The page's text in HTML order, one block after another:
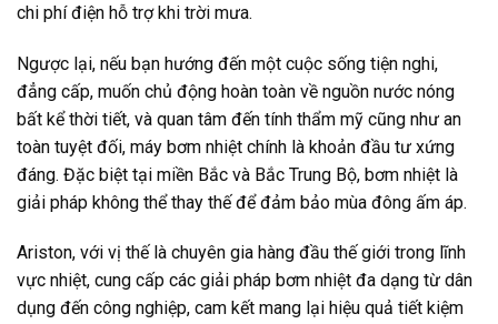
chi phí điện hỗ trợ khi trời mưa.
Ngược lại, nếu bạn hướng đến một cuộc sống tiện nghi,
đẳng cấp, muốn chủ động hoàn toàn về nguồn nước nóng
bất kể thời tiết, và quan tâm đến tính thẩm mỹ cũng như an
toàn tuyệt đối, máy bơm nhiệt chính là khoản đầu tư xứng
đáng. Đặc biệt tại miền Bắc và Bắc Trung Bộ, bơm nhiệt là
giải pháp không thể thay thế để đảm bảo mùa đông ấm áp.
Ariston, với vị thế là chuyên gia hàng đầu thế giới trong lĩnh
vực nhiệt, cung cấp các giải pháp bơm nhiệt đa dạng từ dân
dụng đến công nghiệp, cam kết mang lại hiệu quả tiết kiệm